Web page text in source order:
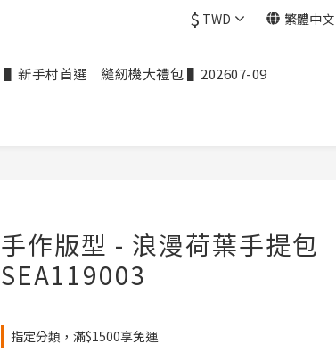
$ TWD 繁體中文
▌新手村首選｜縫紉機大禮包 ▌202607-09
手作版型 - 浪漫荷葉手提包
SEA119003
指定分類，滿$1500享免運